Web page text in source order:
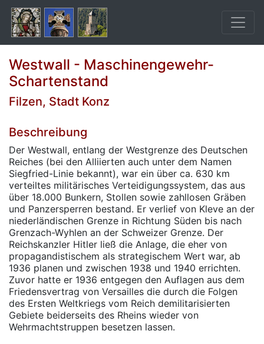
Westwall - Maschinengewehr-
Schartenstand
Filzen, Stadt Konz
Beschreibung
Der Westwall, entlang der Westgrenze des Deutschen
Reiches (bei den Alliierten auch unter dem Namen
Siegfried-Linie bekannt), war ein über ca. 630 km
verteiltes militärisches Verteidigungssystem, das aus
über 18.000 Bunkern, Stollen sowie zahllosen Gräben
und Panzersperren bestand. Er verlief von Kleve an der
niederländischen Grenze in Richtung Süden bis nach
Grenzach-Wyhlen an der Schweizer Grenze. Der
Reichskanzler Hitler ließ die Anlage, die eher von
propagandistischem als strategischem Wert war, ab
1936 planen und zwischen 1938 und 1940 errichten.
Zuvor hatte er 1936 entgegen den Auflagen aus dem
Friedensvertrag von Versailles die durch die Folgen
des Ersten Weltkriegs vom Reich demilitarisierten
Gebiete beiderseits des Rheins wieder von
Wehrmachtstruppen besetzen lassen.